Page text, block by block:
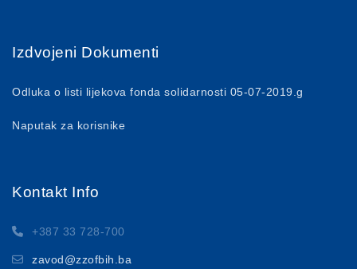
Izdvojeni Dokumenti
Odluka o listi lijekova fonda solidarnosti 05-07-2019.g
Naputak za korisnike
Kontakt Info
+387 33 728-700
zavod@zzofbih.ba